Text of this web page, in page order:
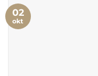
02
okt